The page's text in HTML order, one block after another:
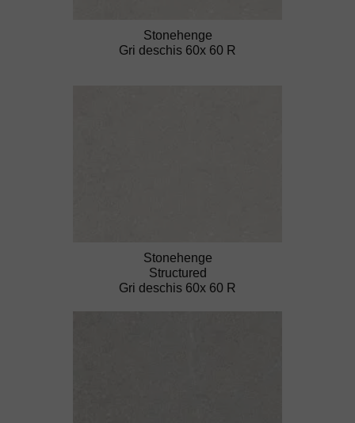
Stonehenge
Structured
Gri deschis 60x 60 R
Stonehenge
Gri deschis 60x 60 R